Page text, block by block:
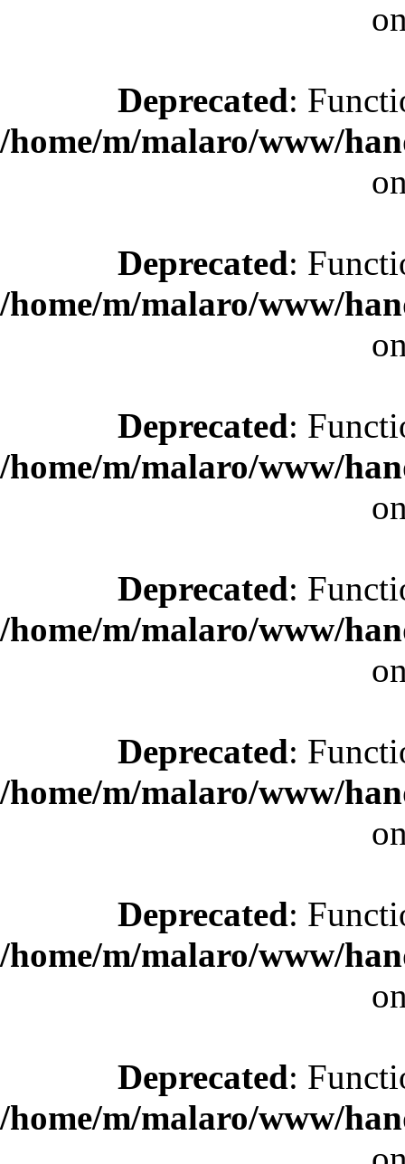
Deprecated:
/home/m/malaro/www/
Deprecated:
/home/m/malaro/www/
Deprecated:
/home/m/malaro/www/
Deprecated:
/home/m/malaro/www/
Deprecated:
/home/m/malaro/www/
Deprecated:
/home/m/malaro/www/
Deprecated:
/home/m/malaro/www/